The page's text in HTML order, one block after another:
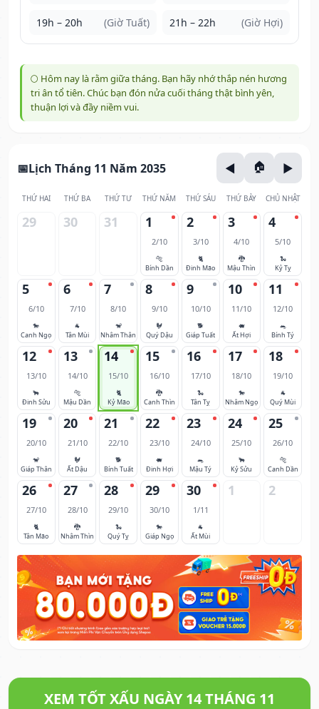
19h – 20h (Giờ Tuất) 21h – 22h (Giờ Hợi)
🌕 Hôm nay là rằm giữa tháng. Bạn hãy nhớ thắp nén hương
tri ân tổ tiên. Chúc bạn đón nửa cuối tháng thật bình yên,
thuận lợi và đầy niềm vui.
Lịch Tháng 11 Năm 2035
THỨ HAI THỨ BA THỨ TƯ THỨ NĂM THỨ SÁU THỨ BẢY CHỦ NHẬT
29 30 31 1
2/10
🐅
Bính Dần
2
3/10
🐈
Đinh Mão
3
4/10
🐉
Mậu Thìn
4
5/10
🐍
Kỷ Tỵ
5
6/10
🐎
Canh Ngọ
6
7/10
🐐
Tân Mùi
7
8/10
🐒
Nhâm Thân
8
9/10
🐓
Quý Dậu
9
10/10
🐕
Giáp Tuất
10
11/10
🐖
Ất Hợi
11
12/10
🐀
Bính Tý
12
13/10
🐂
Đinh Sửu
13
14/10
🐅
Mậu Dần
14
15/10
🐈
Kỷ Mão
15
16/10
🐉
Canh Thìn
16
17/10
🐍
Tân Tỵ
17
18/10
🐎
Nhâm Ngọ
18
19/10
🐐
Quý Mùi
19
20/10
🐒
Giáp Thân
20
21/10
🐓
Ất Dậu
21
22/10
🐕
Bính Tuất
22
23/10
🐖
Đinh Hợi
23
24/10
🐀
Mậu Tý
24
25/10
🐂
Kỷ Sửu
25
26/10
🐅
Canh Dần
26
27/10
🐈
Tân Mão
27
28/10
🐉
Nhâm Thìn
28
29/10
🐍
Quý Tỵ
29
30/10
🐎
Giáp Ngọ
30
1/11
🐐
Ất Mùi
1 2
XEM TỐT XẤU NGÀY 14 THÁNG 11